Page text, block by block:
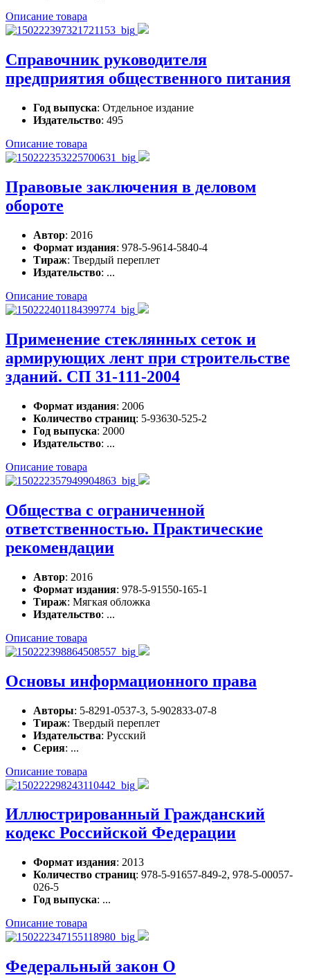
Описание товара
Справочник руководителя
предприятия общественного питания
Год выпуска: Отдельное издание
Издательство: 495
Описание товара
Правовые заключения в деловом
обороте
Автор: 2016
Формат издания: 978-5-9614-5840-4
Тираж: Твердый переплет
Издательство: ...
Описание товара
Применение стеклянных сеток и
армирующих лент при строительстве
зданий. СП 31-111-2004
Формат издания: 2006
Количество страниц: 5-93630-525-2
Год выпуска: 2000
Издательство: ...
Описание товара
Общества с ограниченной
ответственностью. Практические
рекомендации
Автор: 2016
Формат издания: 978-5-91550-165-1
Тираж: Мягкая обложка
Издательство: ...
Описание товара
Основы информационного права
Авторы: 5-8291-0537-3, 5-902833-07-8
Тираж: Твердый переплет
Издательства: Русский
Серия: ...
Описание товара
Иллюстрированный Гражданский
кодекс Российской Федерации
Формат издания: 2013
Количество страниц: 978-5-91657-849-2, 978-5-00057-
026-5
Год выпуска: ...
Описание товара
Федеральный закон О